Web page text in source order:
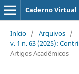
Caderno Virtual
Início / Arquivos /
v. 1 n. 63 (2025):
Artigos Acadêmicos